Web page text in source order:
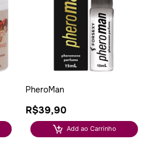
PheroMan
R$39,90
Add ao Carrinho